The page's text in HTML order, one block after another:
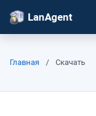
LanAgent
Главная / Скачать